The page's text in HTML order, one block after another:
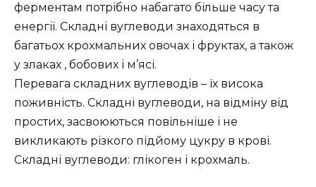
ферментам потрібно набагато більше часу та
енергії. Складні вуглеводи знаходяться в
багатьох крохмальних овочах і фруктах, а також
у злаках , бобових і м’ясі.
Перевага складних вуглеводів – їх висока
поживність. Складні вуглеводи, на відміну від
простих, засвоюються повільніше і не
викликають різкого підйому цукру в крові.
Складні вуглеводи: глікоген і крохмаль.